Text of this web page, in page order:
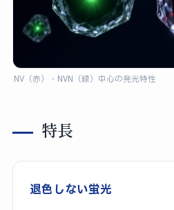
NV（赤）・NVN（緑）中心の発光特性
特長
退色しない蛍光